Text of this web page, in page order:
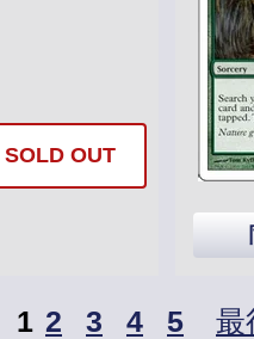
SOLD OUT
1 2 3 4 5